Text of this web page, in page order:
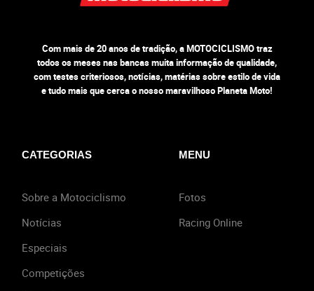
Com mais de 20 anos de tradição, a MOTOCICLISMO traz
todos os meses nas bancas muita informação de qualidade,
com testes criteriosos, notícias, matérias sobre estilo de vida
e tudo mais que cerca o nosso maravilhoso Planeta Moto!
CATEGORIAS
Sobre a Motociclismo
Notícias
Especiais
Competições
MENU
Fotos
Racing Online